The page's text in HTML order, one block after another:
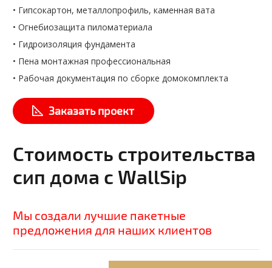
• Гипсокартон, металлопрофиль, каменная вата
• Огнебиозащита пиломатериала
• Гидроизоляция фундамента
• Пена монтажная профессиональная
• Рабочая документация по сборке домокомплекта
Заказать проект
Стоимость строительства
сип дома с WallSip
Мы создали лучшие пакетные
предложения для наших клиентов